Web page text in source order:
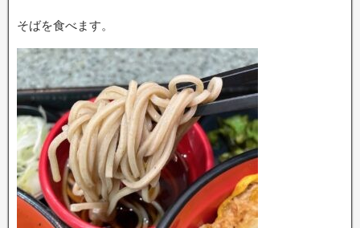
そばを食べます。